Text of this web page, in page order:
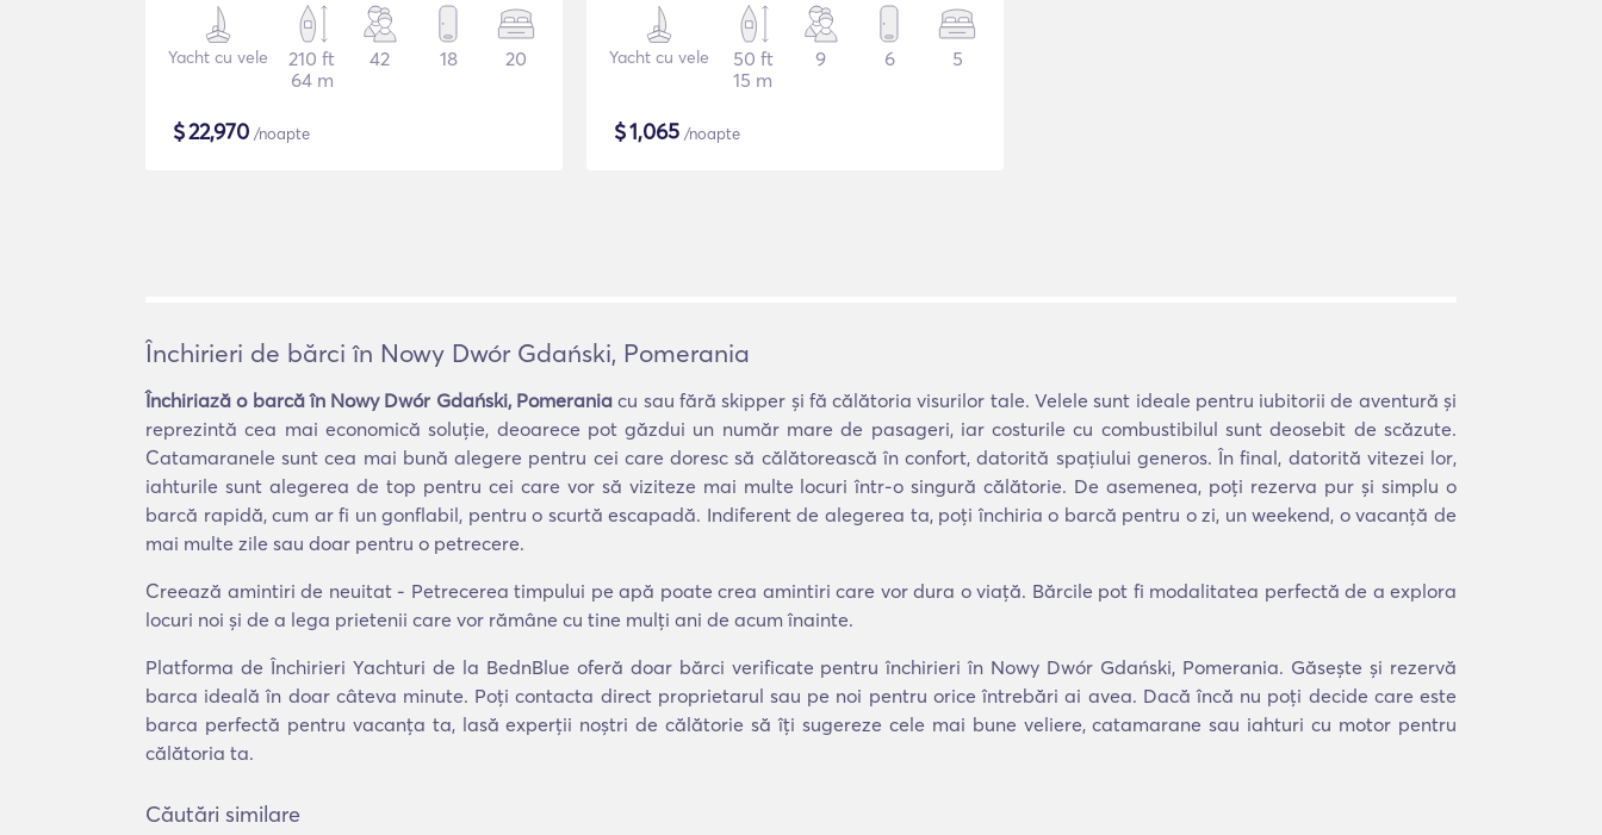
Yacht cu vele
210 ft
64 m
42 18 20
$22,970 /noapte
Yacht cu vele
50 ft
15 m
9 6 5
$1,065 /noapte
Închirieri de bărci în Nowy Dwór Gdański, Pomerania
Închiriază o barcă în Nowy Dwór Gdański, Pomerania cu sau fără skipper și fă călătoria visurilor tale. Velele sunt ideale pentru iubitorii de aventură și
reprezintă cea mai economică soluție, deoarece pot găzdui un număr mare de pasageri, iar costurile cu combustibilul sunt deosebit de scăzute.
Catamaranele sunt cea mai bună alegere pentru cei care doresc să călătorească în confort, datorită spațiului generos. În final, datorită vitezei lor,
iahturile sunt alegerea de top pentru cei care vor să viziteze mai multe locuri într-o singură călătorie. De asemenea, poți rezerva pur și simplu o
barcă rapidă, cum ar fi un gonflabil, pentru o scurtă escapadă. Indiferent de alegerea ta, poți închiria o barcă pentru o zi, un weekend, o vacanță de
mai multe zile sau doar pentru o petrecere.
Creează amintiri de neuitat - Petrecerea timpului pe apă poate crea amintiri care vor dura o viață. Bărcile pot fi modalitatea perfectă de a explora
locuri noi și de a lega prietenii care vor rămâne cu tine mulți ani de acum înainte.
Platforma de Închirieri Yachturi de la BednBlue oferă doar bărci verificate pentru închirieri în Nowy Dwór Gdański, Pomerania. Găsește și rezervă
barca ideală în doar câteva minute. Poți contacta direct proprietarul sau pe noi pentru orice întrebări ai avea. Dacă încă nu poți decide care este
barca perfectă pentru vacanța ta, lasă experții noștri de călătorie să îți sugereze cele mai bune veliere, catamarane sau iahturi cu motor pentru
călătoria ta.
Căutări similare